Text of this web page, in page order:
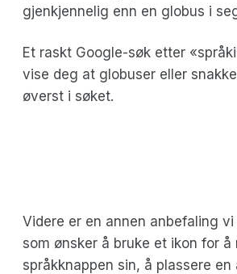
gjenkjennelig enn en globus i
Et raskt Google-søk etter
vise deg at globuser eller
øverst i søket.
Videre er en annen anbefaling
som ønsker å bruke et ikon for å
språkknappen sin, å plassere en